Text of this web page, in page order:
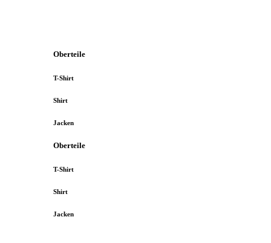
Oberteile
T-Shirt
Shirt
Jacken
Oberteile
T-Shirt
Shirt
Jacken